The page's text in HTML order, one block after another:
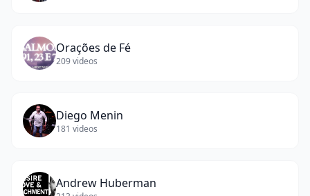
Orações de Fé
209videos
Diego Menin
181 videos
Andrew Huberman